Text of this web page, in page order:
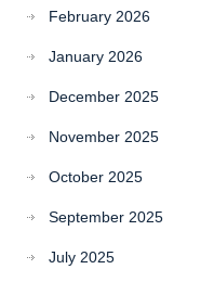
February 2026
January 2026
December 2025
November 2025
October 2025
September 2025
July 2025